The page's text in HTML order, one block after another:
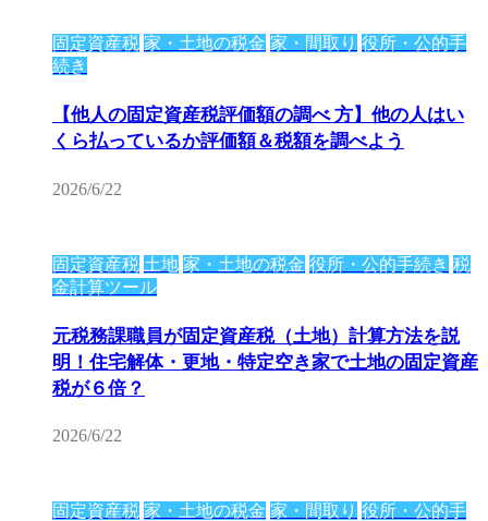
固定資産税 家・土地の税金 家・間取り 役所・公的手
続き
【他人の固定資産税評価額の調べ 方】他の人はい
くら払っているか評価額＆税額を調べよう
2026/6/22
固定資産税 土地 家・土地の税金 役所・公的手続き 税
金計算ツール
元税務課職員が固定資産税（土地）計算方法を説
明！住宅解体・更地・特定空き家で土地の固定資産
税が６倍？
2026/6/22
固定資産税 家・土地の税金 家・間取り 役所・公的手